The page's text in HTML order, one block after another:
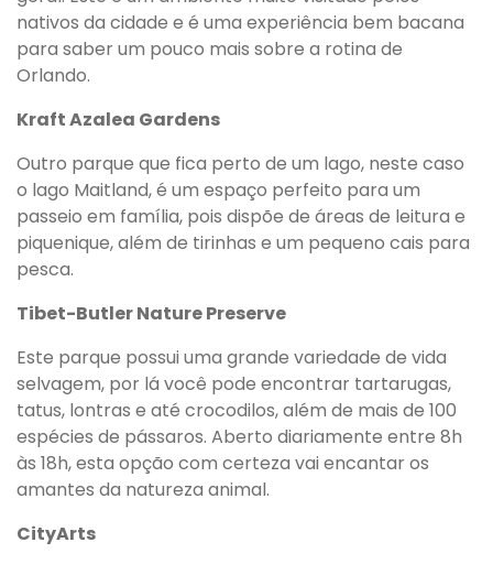
nativos da cidade e é uma experiência bem bacana
para saber um pouco mais sobre a rotina de
Orlando.
Kraft Azalea Gardens
Outro parque que fica perto de um lago, neste caso
o lago Maitland, é um espaço perfeito para um
passeio em família, pois dispõe de áreas de leitura e
piquenique, além de tirinhas e um pequeno cais para
pesca.
Tibet-Butler Nature Preserve
Este parque possui uma grande variedade de vida
selvagem, por lá você pode encontrar tartarugas,
tatus, lontras e até crocodilos, além de mais de 100
espécies de pássaros. Aberto diariamente entre 8h
às 18h, esta opção com certeza vai encantar os
amantes da natureza animal.
CityArts